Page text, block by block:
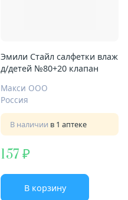
Эмили Стайл салфетки влаж
д/детей №80+20 клапан
Макси ООО
Россия
В наличии в 1 аптеке
157
В корзину